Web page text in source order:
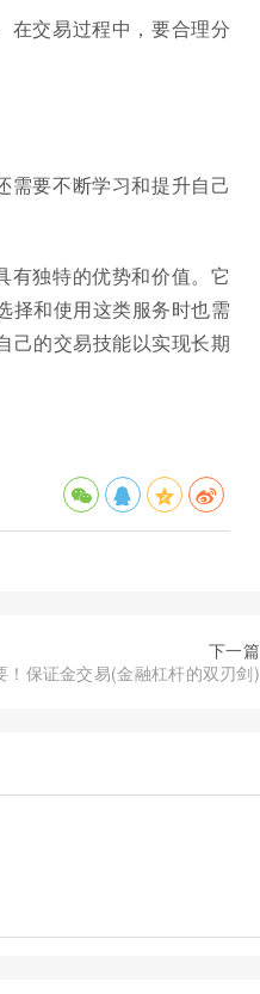
在交易过程中，要合理分
需要不断学习和提升自己
有独特的优势和价值。它
择和使用这类服务时也需
己的交易技能以实现长期
下一篇
！保证金交易(金融杠杆的双刃剑)